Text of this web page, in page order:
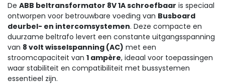
De ABB beltransformator 8V 1A schroefbaar is speciaal
ontworpen voor betrouwbare voeding van Busboard
deurbel- en intercomsystemen. Deze compacte en
duurzame beltrafo levert een constante uitgangsspanning
van 8 volt wisselspanning (AC) met een
stroomcapaciteit van 1 ampère, ideaal voor toepassingen
waar stabiliteit en compatibiliteit met bussystemen
essentieel zijn.